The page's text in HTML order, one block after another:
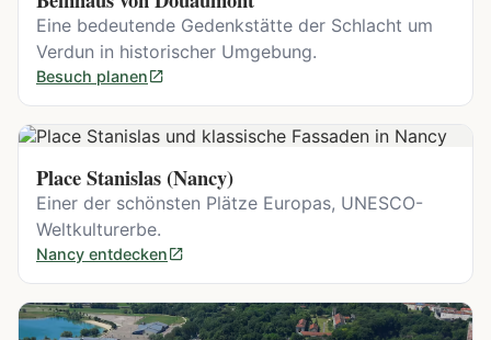
Eine bedeutende Gedenkstätte der Schlacht um
Verdun in historischer Umgebung.
Besuch planen
Place Stanislas (Nancy)
Einer der schönsten Plätze Europas, UNESCO-
Weltkulturerbe.
Nancy entdecken